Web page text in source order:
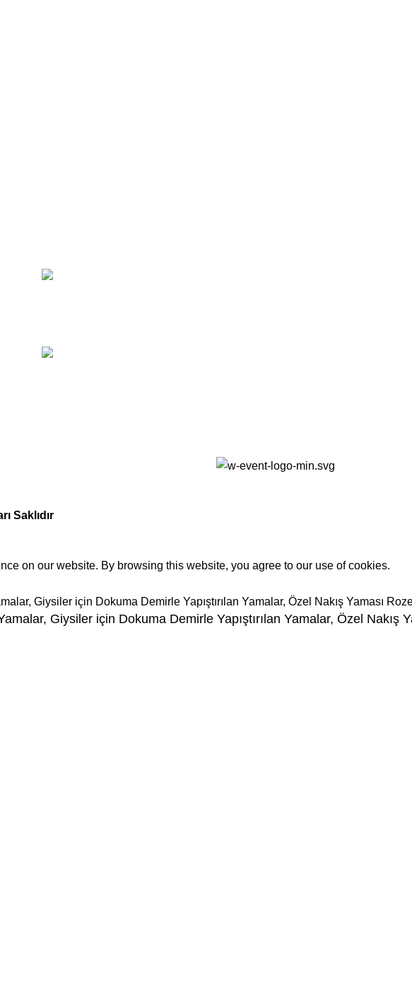
Saklıdır
on our website. By browsing this website, you agree to our use of cookies.
Giysiler için Dokuma Demirle Yapıştırılan Yamalar, Özel Nakış